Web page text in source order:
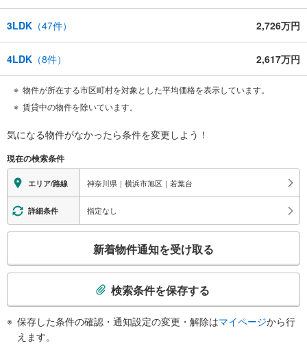
3LDK （47件） 2,726万円
4LDK （8件） 2,617万円
物件が所在する市区町村を対象とした平均価格を表示しています。
賃貸中の物件を除いています。
気になる物件がなかったら条件を変更しよう！
現在の検索条件
エリア/路線 神奈川県｜横浜市旭区｜若葉台
詳細条件 指定なし
検
新着物件通知を受け取る
検索条件を保存する
保存した条件の確認・通知設定の変更・解除はマイページから行
えます。